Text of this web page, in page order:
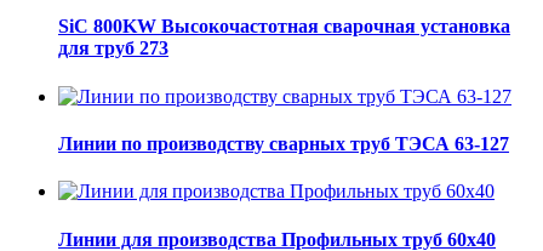
SiC 800KW Высокочастотная сварочная установка
для труб 273
Линии по производству сварных труб ТЭСА 63-127
Линии для производства Профильных труб 60х40